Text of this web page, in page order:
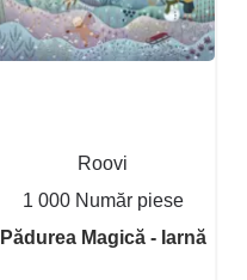
Roovi
1 000 Număr piese
Pădurea Magică - Iarnă